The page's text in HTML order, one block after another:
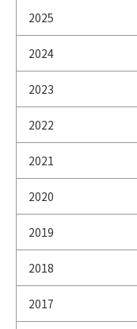
2025
2024
2023
2022
2021
2020
2019
2018
2017